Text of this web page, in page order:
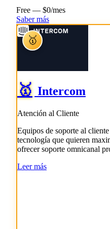
Free — $0/mes
Saber más
🥇
🥇 Intercom
Atención al Cliente
Equipos de soporte al
tecnología que quieren
ofrecer soporte omnicanal
Leer más